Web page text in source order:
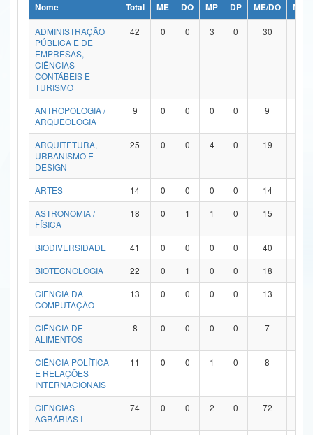
Ministério da Ciência, Tecnologia, Inovações e Comunicações
Ministério do Meio Ambiente
Ministério do Turismo
Ministério do Desenvolvimento Regional
Controladoria-Geral da União
Ministério da Mulher, da Família e dos Direitos Humanos
Secretaria de Governo
Advocacia-Geral da União
Banco Central do Brasil
Nome Total ME DO MP DP ME/DO
MP/
ADMINISTRAÇÃO
PÚBLICA E DE
EMPRESAS,
CIÊNCIAS
CONTÁBEIS E
TURISMO
42 0 0 3 0 30
ANTROPOLOGIA /
ARQUEOLOGIA
9 0 0 0 0 9
ARQUITETURA,
URBANISMO E
DESIGN
25 0 0 4 0 19
ARTES 14 0 0 0 0 14
ASTRONOMIA /
FÍSICA
18 0 1 1 0 15
BIODIVERSIDADE 41 0 0 0 0 40
BIOTECNOLOGIA
22 0 1 0 0 18
CIÊNCIA DA
COMPUTAÇÃO
13 0 0 0 0 13
CIÊNCIA DE
ALIMENTOS
8 0 0 0 0 7
CIÊNCIA POLÍTICA
E RELAÇÕES
INTERNACIONAIS
11 0 0 1 0 8
CIÊNCIAS
AGRÁRIAS I
74 0 0 2 0 72